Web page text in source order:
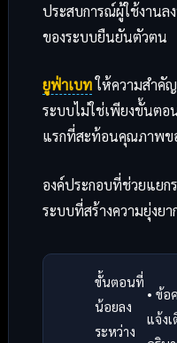
ประสบการณ์ผู้ใช้งานล
ของระบบยืนยันตัวตน
ยูฟ่าเบทให้ความสำคั
ระบบไม่ใช่เพียงขั้นต
แรกที่สะท้อนคุณภาพข
องค์ประกอบที่ช่วยแยก
ระบบที่สร้างความยุ่งยา
ขั้นตอนที่
น้อยลง
ระหว่าง
• ข้อ
แจ้ง